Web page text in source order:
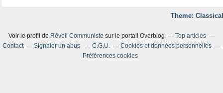
Theme:
Voir le profil de Réveil Communiste sur le portail Overblog
Top articles
Contact
Signaler un abus C.G.U.
Cookies et données personnelles
Préférences cookies